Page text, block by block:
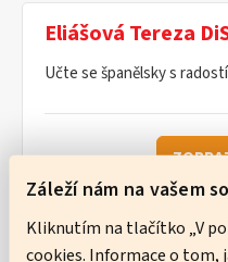
Záleží nám na vašem
Kliknutím na tlačítko „V
cookies. Informace o
Eliášová Tereza
Učte se španělsky s